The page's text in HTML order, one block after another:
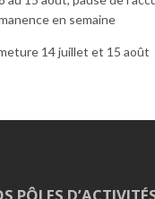
en semaine
14 juillet et 15 août
PÔLES